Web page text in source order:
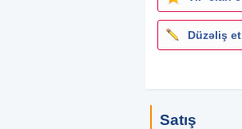
Düzəliş et
Satış